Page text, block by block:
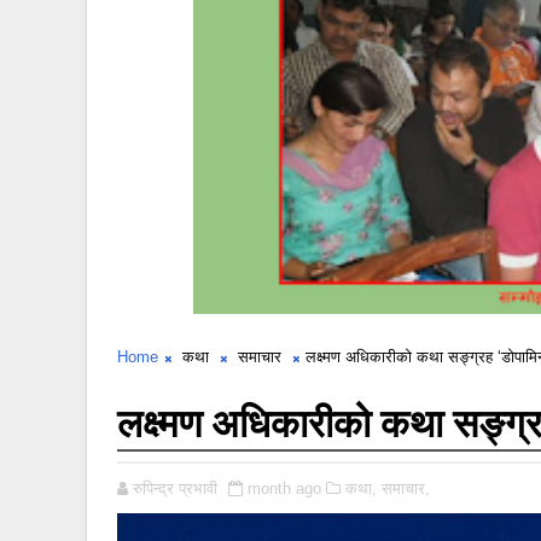
Home कथा समाचार लक्ष्मण अधिकारीको कथा सङ्ग्रह
लक्ष्मण अधिकारीको कथा
रुपिन्द्र प्रभावी month ago कथा, समाचार,